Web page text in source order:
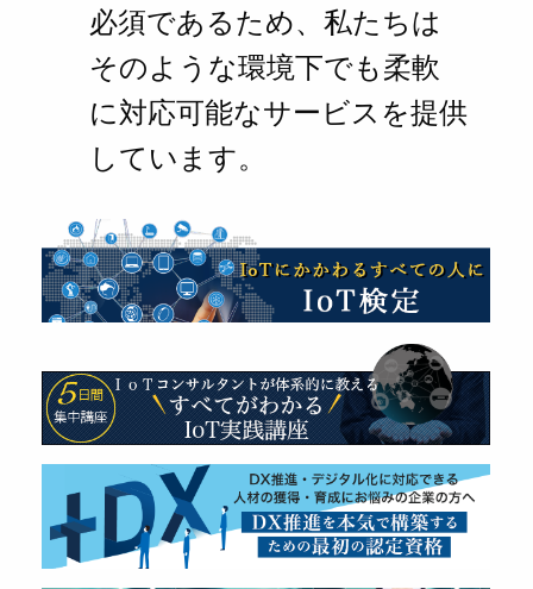
必須であるため、私たちは
そのような環境下でも柔軟
に対応可能なサービスを提供
しています。